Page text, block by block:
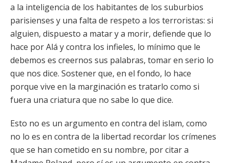
a la inteligencia de los habitantes de los suburbios
parisienses y una falta de respeto a los terroristas: si
alguien, dispuesto a matar y a morir, defiende que lo
hace por Alá y contra los infieles, lo mínimo que le
debemos es creernos sus palabras, tomar en serio lo
que nos dice. Sostener que, en el fondo, lo hace
porque vive en la marginación es tratarlo como si
fuera una criatura que no sabe lo que dice.
Esto no es un argumento en contra del islam, como
no lo es en contra de la libertad recordar los crímenes
que se han cometido en su nombre, por citar a